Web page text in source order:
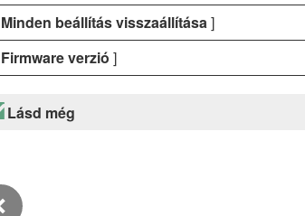
Minden beállítás visszaállítása]
Firmware verzió ]
Lásd még